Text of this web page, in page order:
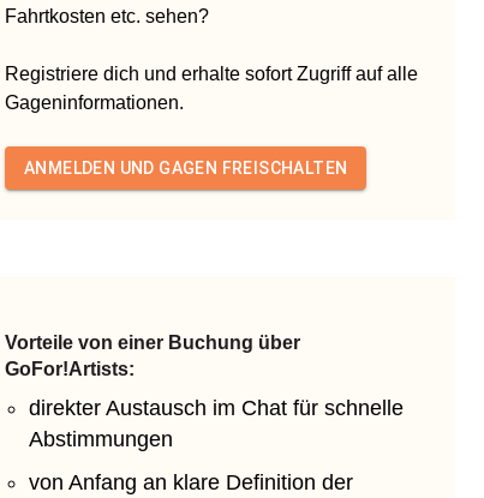
Fahrtkosten etc. sehen?
Registriere dich und erhalte sofort Zugriff auf alle
Gageninformationen.
ANMELDEN UND GAGEN FREISCHALTEN
Vorteile von einer Buchung über
GoFor!Artists:
direkter Austausch im Chat für schnelle
Abstimmungen
von Anfang an klare Definition der